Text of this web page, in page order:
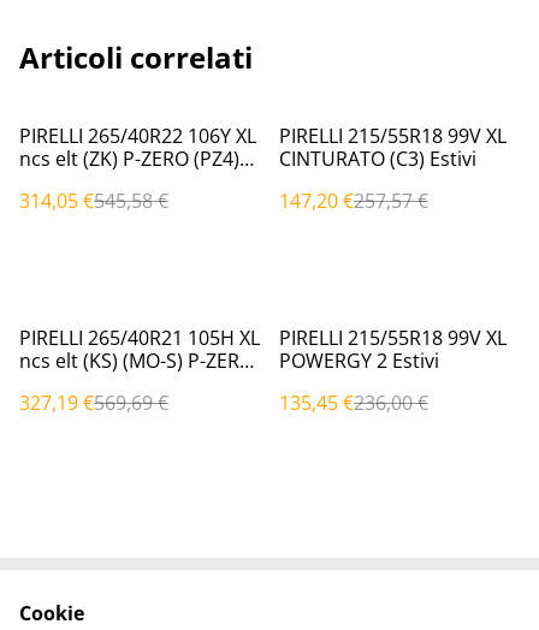
Articoli correlati
%
PIRELLI 265/40R22 106Y XL
ncs elt (ZK) P-ZERO (PZ4)
314,05 €545,58 €
%
PIRELLI 215/55R18 99V XL
CINTURATO (C3) Estivi
147,20 €257,57 €
%
PIRELLI 265/40R21 105H XL
ncs elt (KS) (MO-S) P-ZERO
327,19 €569,69 €
%
PIRELLI 215/55R18 99V XL
POWERGY 2 Estivi
135,45 €236,00 €
Cookie